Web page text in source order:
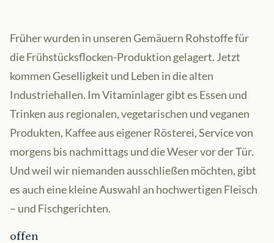
Früher wurden in unseren Gemäuern Rohstoffe für
die Frühstücksflocken-Produktion gelagert. Jetzt
kommen Geselligkeit und Leben in die alten
Industriehallen. Im Vitaminlager gibt es Essen und
Trinken aus regionalen, vegetarischen und veganen
Produkten, Kaffee aus eigener Rösterei, Service von
morgens bis nachmittags und die Weser vor der Tür.
Und weil wir niemanden ausschließen möchten, gibt
es auch eine kleine Auswahl an hochwertigen Fleisch
– und Fischgerichten.
offen